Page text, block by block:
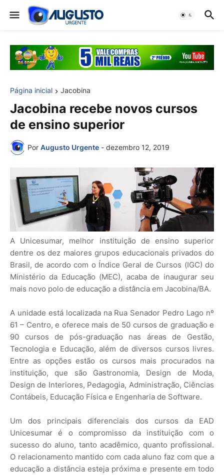
Página inicial Jacobina
Jacobina recebe novos cursos
de ensino superior
Por Augusto Urgente - dezembro 12, 2019
A Unicesumar, melhor instituição de ensino superior
dentre os dez maiores grupos educacionais privados do
Brasil, de acordo com o Índice Geral de Cursos (IGC) do
Ministério da Educação (MEC), acaba de inaugurar seu
mais novo polo de educação a distância em Jacobina/BA.
A unidade está localizada na Rua Senador Pedro Lago nº
61 – Centro, e oferece mais de 50 cursos de graduação e
90 cursos de pós-graduação nas áreas de Gestão,
Tecnologia e Educação, além de diversos cursos livres.
Entre as opções estão os cursos mais procurados na
instituição, que são Gastronomia, Design de Moda,
Design de Interiores, Pedagogia, Administração, Ciências
Contábeis, Educação Física e Engenharia de Software.
Um dos principais diferenciais dos cursos da EAD
Unicesumar é o compromisso da instituição com o
sucesso do aluno, tanto acadêmico, quanto profissional.
O relacionamento mantido com cada aluno faz com que a
educação a distância esteja próxima e presente em todo